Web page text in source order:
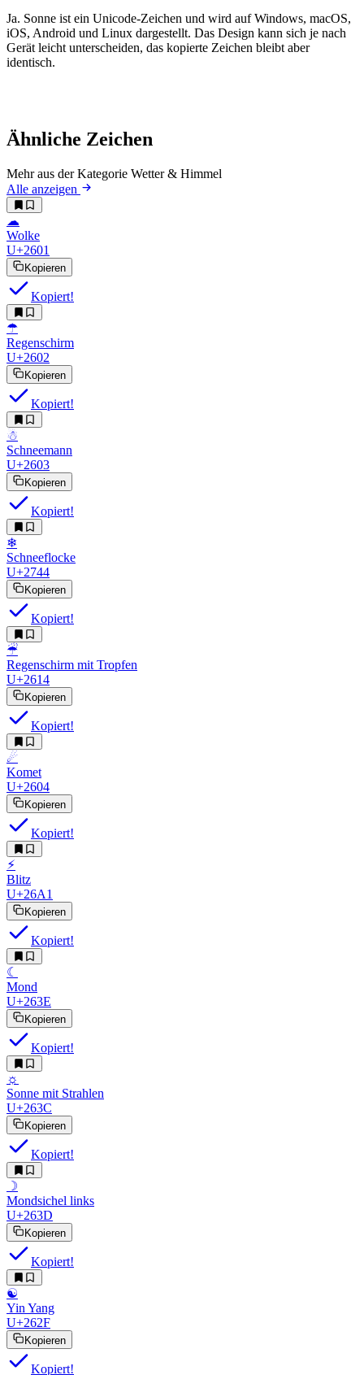
Ja. Sonne ist ein Unicode-Zeichen und wird auf Windows, macOS,
iOS, Android und Linux dargestellt. Das Design kann sich je nach
Gerät leicht unterscheiden, das kopierte Zeichen bleibt aber
identisch.
Ähnliche Zeichen
Mehr aus der Kategorie Wetter & Himmel
Alle anzeigen
☁︎
Wolke
U+2601
Kopieren
Kopiert!
☂︎
Regenschirm
U+2602
Kopieren
Kopiert!
☃︎
Schneemann
U+2603
Kopieren
Kopiert!
❄︎
Schneeflocke
U+2744
Kopieren
Kopiert!
☔︎
Regenschirm mit Tropfen
U+2614
Kopieren
Kopiert!
☄︎
Komet
U+2604
Kopieren
Kopiert!
⚡︎
Blitz
U+26A1
Kopieren
Kopiert!
☾︎
Mond
U+263E
Kopieren
Kopiert!
☼︎
Sonne mit Strahlen
U+263C
Kopieren
Kopiert!
☽︎
Mondsichel links
U+263D
Kopieren
Kopiert!
☯︎
Yin Yang
U+262F
Kopieren
Kopiert!